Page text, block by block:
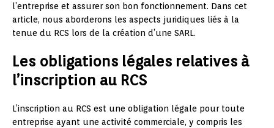
l’entreprise et assurer son bon fonctionnement. Dans cet
article, nous aborderons les aspects juridiques liés à la
tenue du RCS lors de la création d’une SARL.
Les obligations légales relatives à
l’inscription au RCS
L’inscription au RCS est une obligation légale pour toute
entreprise ayant une activité commerciale, y compris les